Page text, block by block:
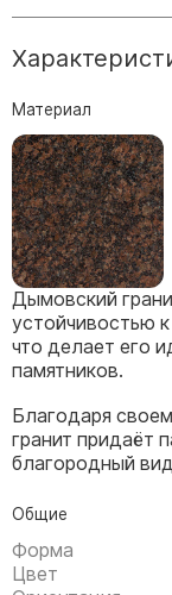
Материал
Дымовский
устойчивостью
что делает его
памятников.
Благодаря
гранит придаёт
благородный
Общие
Форма
Цвет